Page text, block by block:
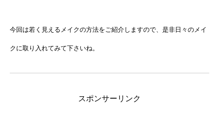
今回は若く見えるメイクの方法をご紹介しますので、是非日々のメイ
クに取り入れてみて下さいね。
スポンサーリンク